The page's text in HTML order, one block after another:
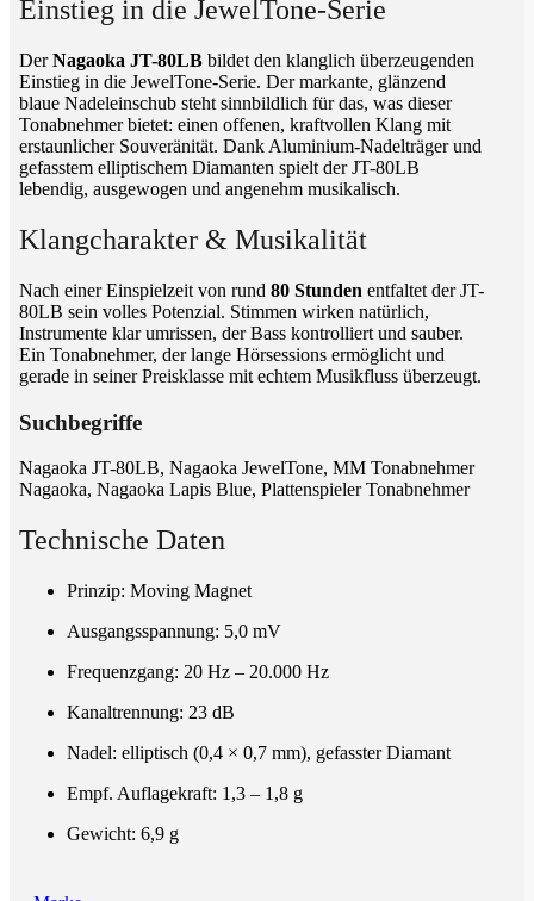
Einstieg in die JewelTone-Serie
DerNagaoka JT-80LB bildet den klanglich überzeugenden
Einstieg in die JewelTone-Serie. Der markante, glänzend
blaue Nadeleinschub steht sinnbildlich für das, was dieser
Tonabnehmer bietet: einen offenen, kraftvollen Klang mit
erstaunlicher Souveränität. Dank Aluminium-Nadelträger und
gefasstem elliptischem Diamanten spielt der JT-80LB
lebendig, ausgewogen und angenehm musikalisch.
Klangcharakter & Musikalität
Nach einer Einspielzeit von rund 80 Stunden entfaltet der JT-
80LB sein volles Potenzial. Stimmen wirken natürlich,
Instrumente klar umrissen, der Bass kontrolliert und sauber.
Ein Tonabnehmer, der lange Hörsessions ermöglicht und
gerade in seiner Preisklasse mit echtem Musikfluss überzeugt.
Suchbegriffe
Nagaoka JT-80LB, Nagaoka JewelTone, MM Tonabnehmer
Nagaoka, Nagaoka Lapis Blue, Plattenspieler Tonabnehmer
Technische Daten
Prinzip: Moving Magnet
Ausgangsspannung: 5,0 mV
Frequenzgang: 20 Hz – 20.000 Hz
Kanaltrennung: 23 dB
Nadel: elliptisch (0,4 × 0,7 mm), gefasster Diamant
Empf. Auflagekraft: 1,3 – 1,8 g
Gewicht: 6,9 g